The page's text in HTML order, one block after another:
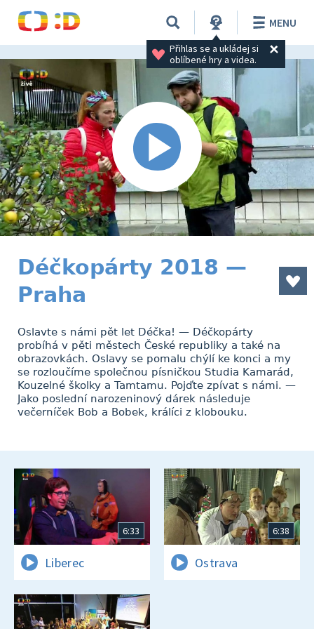
Přihlas se a ukládej si
oblíbené hry a videa.
MENU
Déčkopárty 2018 —
Praha
Oslavte s námi pět let Déčka! — Déčkopárty
probíhá v pěti městech České republiky a také na
obrazovkách. Oslavy se pomalu chýlí ke konci a my
se rozloučíme společnou písničkou Studia Kamarád,
Kouzelné školky a Tamtamu. Pojďte zpívat s námi. —
Jako poslední narozeninový dárek následuje
večerníček Bob a Bobek, králíci z klobouku.
6:33
Liberec
6:38
Ostrava